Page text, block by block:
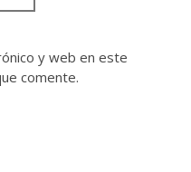
y web en este
comente.